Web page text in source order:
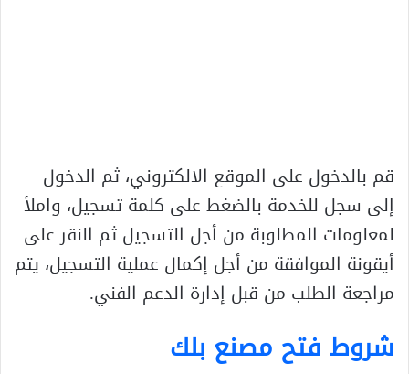
قم بالدخول على الموقع الالكتروني، ثم الدخول
إلى سجل للخدمة بالضغط على كلمة تسجيل، واملأ
لمعلومات المطلوبة من أجل التسجيل ثم النقر على
أيقونة الموافقة من أجل إكمال عملية التسجيل، يتم
مراجعة الطلب من قبل إدارة الدعم الفني.
شروط فتح مصنع بلك